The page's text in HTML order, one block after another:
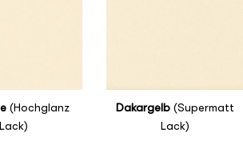
(Hochglanz
Lack)
Dakargelb(Supermatt
Lack)